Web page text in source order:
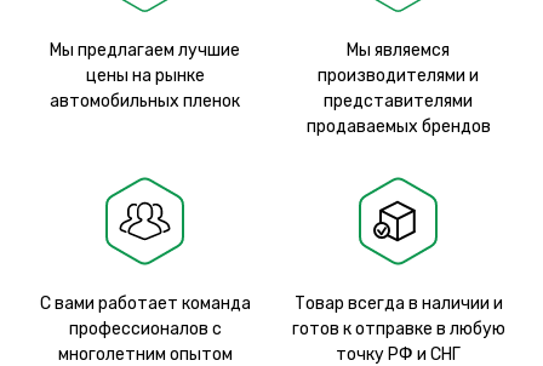
Мы предлагаем лучшие
цены на рынке
автомобильных пленок
Мы являемся
производителями и
представителями
продаваемых брендов
С вами работает команда
профессионалов с
многолетним опытом
Товар всегда в наличии и
готов к отправке в любую
точку РФ и СНГ